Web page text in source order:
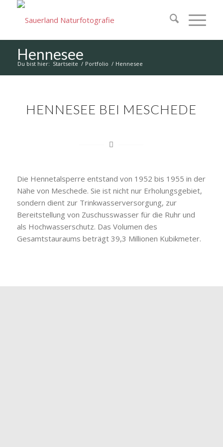
Hennesee
Du bist hier: Startseite / Portfolio / Hennesee
HENNESEE BEI MESCHEDE
Die Hennetalsperre entstand von 1952 bis 1955 in der
Nähe von Meschede. Sie ist nicht nur Erholungsgebiet,
sondern dient zur Trinkwasserversorgung, zur
Bereitstellung von Zuschusswasser für die Ruhr und
als Hochwasserschutz. Das Volumen des
Gesamtstauraums beträgt 39,3 Millionen Kubikmeter.